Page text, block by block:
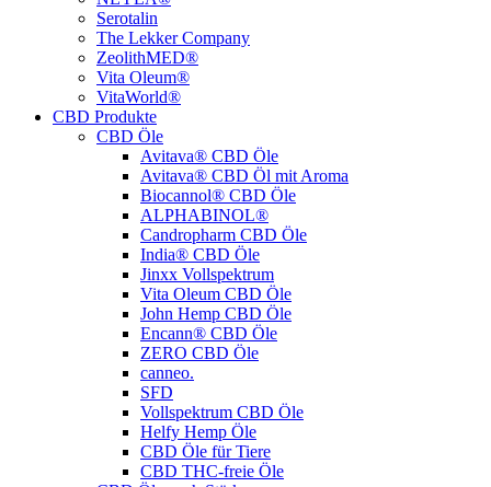
Serotalin
The Lekker Company
ZeolithMED®
Vita Oleum®
VitaWorld®
CBD Produkte
CBD Öle
Avitava® CBD Öle
Avitava® CBD Öl mit Aroma
Biocannol® CBD Öle
ALPHABINOL®
Candropharm CBD Öle
India® CBD Öle
Jinxx Vollspektrum
Vita Oleum CBD Öle
John Hemp CBD Öle
Encann® CBD Öle
ZERO CBD Öle
canneo.
SFD
Vollspektrum CBD Öle
Helfy Hemp Öle
CBD Öle für Tiere
CBD THC-freie Öle